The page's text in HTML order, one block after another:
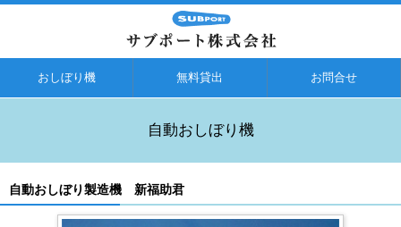
おしぼり機 無料貸出 お問合せ
自動おしぼり機
自動おしぼり製造機 新福助君